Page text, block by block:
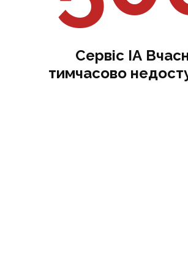
Сервіс ІА
тимчасово